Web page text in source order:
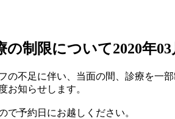
の制限について2020年03
不足に伴い、当面の間、診療を一部
知らせします。
で予約日にお越しください。